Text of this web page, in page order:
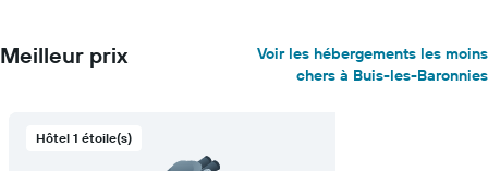
Meilleur prix
Voir les hébergements les moins
chers à Buis-les-Baronnies
Hôtel 1 étoile(s)